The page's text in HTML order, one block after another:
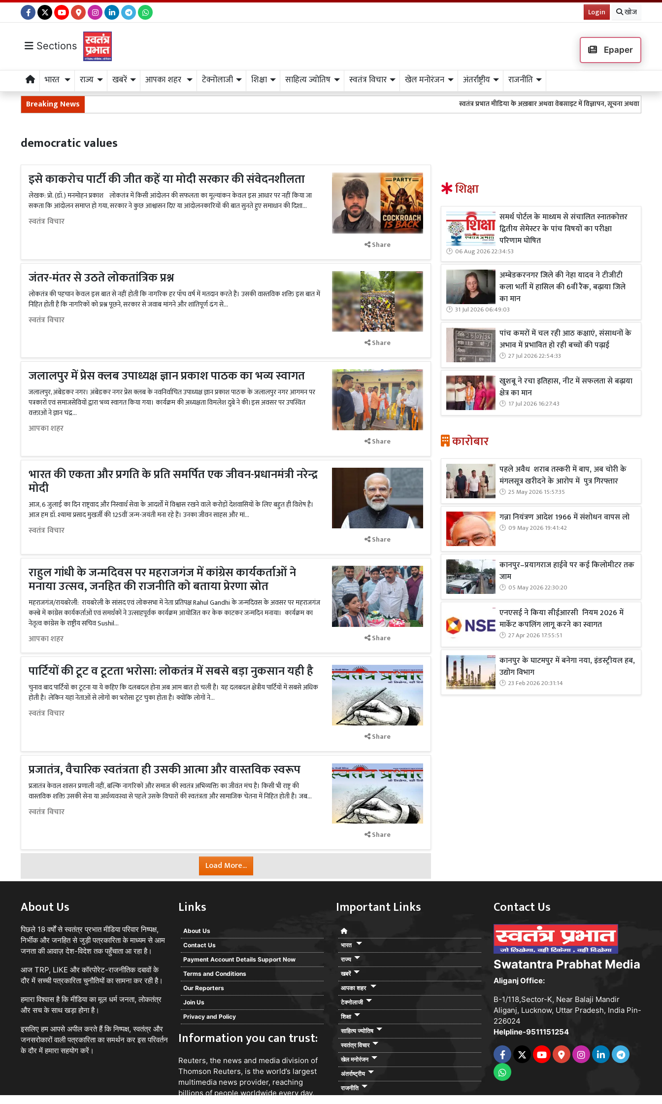
Login खोज
Sections Epaper
भारत राज्य खबरें आपका शहर टेक्नोलाजी शिक्षा साहित्य ज्योतिष स्वतंत्र विचार खेल मनोरंजन अंतर्राष्ट्रीय राजनीति
Breaking News स्वतंत्र प्रभात मीडिया के अख़बार अथवा वेबसाइट में विज्ञापन, सूचना अथवा किसी भी
democratic values
इसे काकरोच पार्टी की जीत कहें या मोदी सरकार की संवेदनशीलता
लेखक: प्रो. (डॉ.) मनमोहन प्रकाश लोकतंत्र में किसी आंदोलन की सफलता का मूल्यांकन केवल इस आधार पर नहीं किया जा
सकता कि आंदोलन समाप्त हो गया, सरकार ने कुछ आश्वासन दिए या आंदोलनकारियों की बात सुनते हुए समाधान की दिशा...
स्वतंत्र विचार
Share
जंतर-मंतर से उठते लोकतांत्रिक प्रश्न
लोकतंत्र की पहचान केवल इस बात से नहीं होती कि नागरिक हर पाँच वर्ष में मतदान करते हैं। उसकी वास्तविक शक्ति इस बात में
निहित होती है कि नागरिकों को प्रश्न पूछने, सरकार से जवाब मांगने और शांतिपूर्ण ढंग से...
स्वतंत्र विचार
Share
जलालपुर में प्रेस क्लब उपाध्यक्ष ज्ञान प्रकाश पाठक का भव्य स्वागत
जलालपुर, अंबेडकर नगर। अंबेडकर नगर प्रेस क्लब के नवनिर्वाचित उपाध्यक्ष ज्ञान प्रकाश पाठक के जलालपुर नगर आगमन पर
पत्रकारों एवं समाजसेवियों द्वारा भव्य स्वागत किया गया। कार्यक्रम की अध्यक्षता विमलेश दुबे ने की।इस अवसर पर उपस्थित
वक्ताओं ने ज्ञान चंद्र...
आपका शहर
Share
भारत की एकता और प्रगति के प्रति समर्पित एक जीवन-प्रधानमंत्री नरेन्द्र
मोदी
आज, 6 जुलाई का दिन राष्ट्रवाद और निस्वार्थ सेवा के आदर्शों में विश्वास रखने वाले करोड़ों देशवासियों के लिए बहुत ही विशेष है।
आज हम डॉ. श्यामा प्रसाद मुखर्जी की 125वीं जन्म-जयंती मना रहे हैं। उनका जीवन साहस और मां...
स्वतंत्र विचार
Share
राहुल गांधी के जन्मदिवस पर महराजगंज में कांग्रेस कार्यकर्ताओं ने
मनाया उत्सव, जनहित की राजनीति को बताया प्रेरणा स्रोत
महराजगंज/रायबरेली: रायबरेली के सांसद एवं लोकसभा में नेता प्रतिपक्ष Rahul Gandhi के जन्मदिवस के अवसर पर महराजगंज
कस्बे में कांग्रेस कार्यकर्ताओं एवं समर्थकों ने उत्साहपूर्वक कार्यक्रम आयोजित कर केक काटकर जन्मदिन मनाया। कार्यक्रम का
नेतृत्व कांग्रेस के राष्ट्रीय सचिव Sushil...
आपका शहर Share
पार्टियों की टूट व टूटता भरोसा: लोकतंत्र में सबसे बड़ा नुकसान यही है
चुनाव बाद पार्टियों का टूटना या ये कहिए कि दलबदल होना अब आम बात हो चली है। यह दलबदल क्षेत्रीय पार्टियों में सबसे अधिक
होती है। लेकिन यहां नेताओं से लोगों का भरोसा टूट चुका होता है। क्योंकि लोगों ने...
स्वतंत्र विचार
Share
प्रजातंत्र, वैचारिक स्वतंत्रता ही उसकी आत्मा और वास्तविक स्वरूप
प्रजातंत्र केवल शासन प्रणाली नहीं, बल्कि नागरिकों और समाज की स्वतंत्र अभिव्यक्ति का जीवंत मंच है। किसी भी राष्ट्र की
वास्तविक शक्ति उसकी सेना या अर्थव्यवस्था से पहले उसके विचारों की स्वतंत्रता और सामाजिक चेतना में निहित होती है। जब...
स्वतंत्र विचार
Share
Load More...
शिक्षा
समर्थ पोर्टल के माध्यम से संचालित स्नातकोत्तर
द्वितीय सेमेस्टर के पांच विषयों का परीक्षा
परिणाम घोषित
06 Aug 2026 22:34:53
अम्बेडकरनगर जिले की नेहा यादव ने टीजीटी
कला भर्ती में हासिल की 6वीं रैंक, बढ़ाया जिले
का मान
31 Jul 2026 06:49:03
पांच कमरों में चल रही आठ कक्षाएं, संसाधनों के
अभाव में प्रभावित हो रही बच्चों की पढ़ाई
27 Jul 2026 22:54:33
खुशबू ने रचा इतिहास, नीट में सफलता से बढ़ाया
क्षेत्र का मान
17 Jul 2026 16:27:43
कारोबार
पहले अवैध शराब तस्करी में बाप, अब चोरी के
मंगलसूत्र खरीदने के आरोप में पुत्र गिरफ्तार
25 May 2026 15:57:35
गन्ना नियंत्रण आदेश 1966 में संशोधन वापस लो
09 May 2026 19:41:42
कानपुर–प्रयागराज हाईवे पर कई किलोमीटर तक
जाम
05 May 2026 22:30:20
एनएसई ने किया सीईआरसी नियम 2026 में
मार्केट कपलिंग लागू करने का स्वागत
27 Apr 2026 17:55:51
कानपुर के घाटमपुर में बनेगा नया, इंडस्ट्रीयल हब,
उद्योग विभाग
23 Feb 2026 20:31:14
About Us
पिछले 18 वर्षों से स्वतंत्र प्रभात मीडिया परिवार निष्पक्ष,
निर्भीक और जनहित से जुड़ी पत्रकारिता के माध्यम से आम
जनता की आवाज़ देश-विदेश तक पहुँचाता आ रहा है।
आज TRP, LIKE और कॉरपोरेट-राजनीतिक दबावों के
दौर में सच्ची पत्रकारिता चुनौतियों का सामना कर रही है।
हमारा विश्वास है कि मीडिया का मूल धर्म जनता, लोकतंत्र
और सच के साथ खड़ा होना है।
इसलिए हम आपसे अपील करते हैं कि निष्पक्ष, स्वतंत्र और
जनसरोकारों वाली पत्रकारिता का समर्थन कर इस परिवर्तन
के दौर में हमारा सहयोग करें।
Links
About Us
Contact Us
Payment Account Details Support Now
Terms and Conditions
Our Reporters
Join Us
Privacy and Policy
Information you can trust:
Reuters, the news and media division of
Thomson Reuters, is the world’s largest
multimedia news provider, reaching
billions of people worldwide every day,
Important Links
भारत
राज्य
खबरें
आपका शहर
टेक्नोलाजी
शिक्षा
साहित्य ज्योतिष
स्वतंत्र विचार
खेल मनोरंजन
अंतर्राष्ट्रीय
राजनीति
Contact Us
Swatantra Prabhat Media
Aliganj Office:
B-1/118,Sector-K, Near Balaji Mandir
Aliganj, Lucknow, Uttar Pradesh, India Pin-
226024
Helpline-9511151254